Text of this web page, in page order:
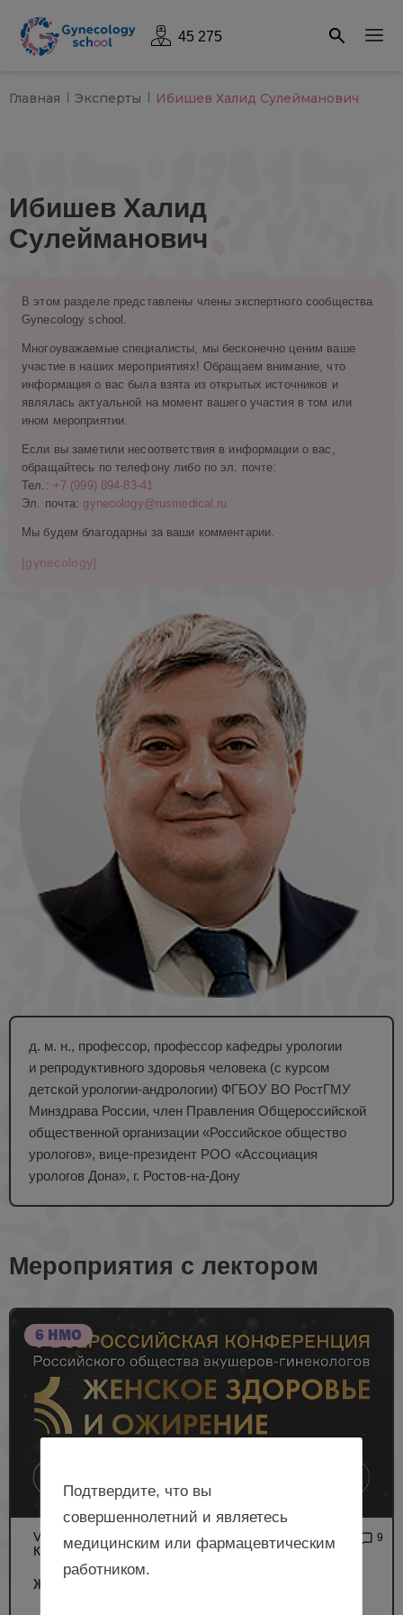
45 275
Главная Эксперты Ибишев Халид Сулейманович
Ибишев Халид
Сулейманович
В этом разделе представлены члены экспертного сообщества
Gynecology school.
Многоуважаемые специалисты, мы бесконечно ценим ваше
участие в наших мероприятиях! Обращаем внимание, что
информация о вас была взята из открытых источников и
являлась актуальной на момент вашего участия в том или
ином мероприятии.
Если вы заметили несоответствия в информации о вас,
обращайтесь по телефону либо по эл. почте:
Тел.: +7 (999) 894-83-41
Эл. почта: gynecology@rusmedical.ru
Мы будем благодарны за ваши комментарии.
[gynecology]
д. м. н., профессор, профессор кафедры урологии
и репродуктивного здоровья человека (с курсом
детской урологии-андрологии) ФГБОУ ВО РостГМУ
Минздрава России, член Правления Общероссийской
общественной организации «Российское общество
урологов», вице-президент РОО «Ассоциация
урологов Дона», г. Ростов-на-Дону
Мероприятия с лектором
6 НМО
V ВСЕРОССИЙСКАЯ
КОНФЕРЕНЦИЯ РОАГ
9
Женское здоровье и ожирение
Подтвердите, что вы
совершеннолетний и являетесь
медицинским или фармацевтическим
работником.